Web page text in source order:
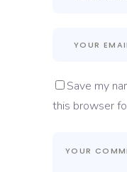
Save my
this browser